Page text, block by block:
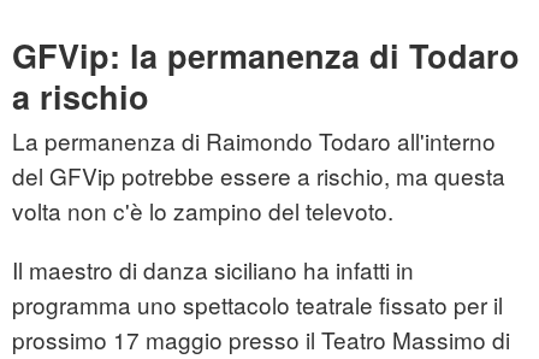
GFVip: la permanenza di Todaro
a rischio
La permanenza di Raimondo Todaro all'interno
del GFVip potrebbe essere a rischio, ma questa
volta non c'è lo zampino del televoto.
Il maestro di danza siciliano ha infatti in
programma uno spettacolo teatrale fissato per il
prossimo 17 maggio presso il Teatro Massimo di